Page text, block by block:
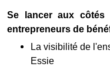
Se lancer aux côtés
entrepreneurs de
La visibilité de
Essie